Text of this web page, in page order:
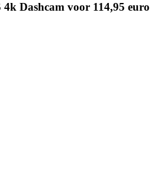
Dashcam voor 114,95 euro